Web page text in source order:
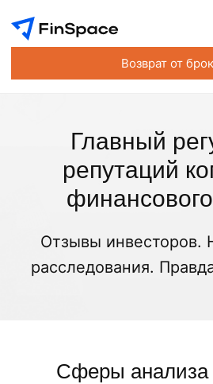
Возврат от
Главный
репутаций
Отзывы инвесторов.
расследования.
Сферы анализа